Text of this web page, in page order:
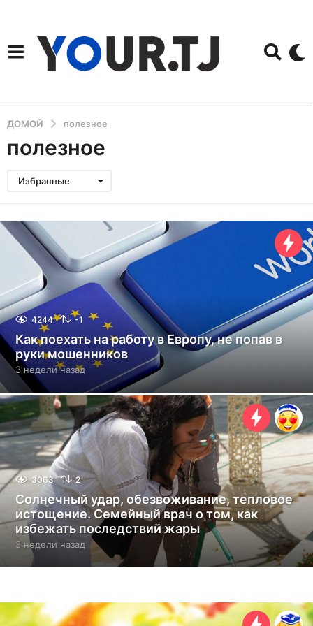
ДОМОЙ полезное
полезное
Избранные
4244 -1
Как поехать на работу в Европу, не попав в
руки мошенников
3 недели назад
е
д
е
л
и
н
а
з
а
д
3063 2
Солнечный удар, обезвоживание, тепловое
истощение. Семейный врач о том, как
избежать последствий жары
3 недели назад
е
л